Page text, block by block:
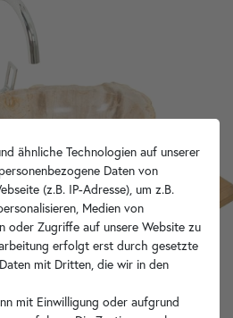
ähnliche Technologien auf unserer
Daten von
(z.B. IP-Adresse), um z.B.
Medien von
oder Zugriffe auf unsere Website zu
erfolgt erst durch gesetzte
mit Dritten, die wir in den
mit Einwilligung oder aufgrund